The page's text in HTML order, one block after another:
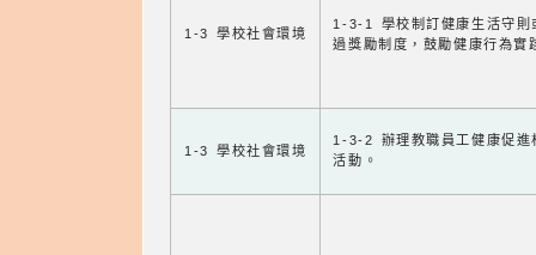
1-3 學校社會環境
1-3-1 學校制訂健康生活守則
過獎勵制度，鼓勵健康行為實
1-3 學校社會環境
1-3-2 辦理教職員工健康促進
活動。